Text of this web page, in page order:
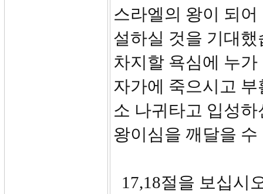
스라엘의 왕이 되
설하실 것을 기대
차지할 욕심에 누
자가에 죽으시고
소 나귀타고 입성
왕이심을 깨달을
17,18절을 보십시